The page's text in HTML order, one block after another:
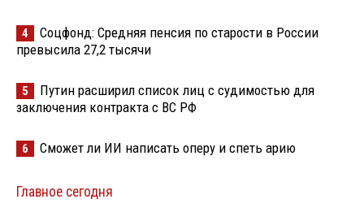
4
Соцфонд: Средняя пенсия по старости в России
превысила 27,2 тысячи
5
Путин расширил список лиц с судимостью для
заключения контракта с ВС РФ
6 Сможет ли ИИ написать оперу и спеть арию
Главное сегодня